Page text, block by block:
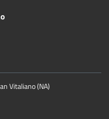
Vitaliano (NA)